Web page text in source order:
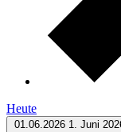
Heute
01.06.2026 1. Juni